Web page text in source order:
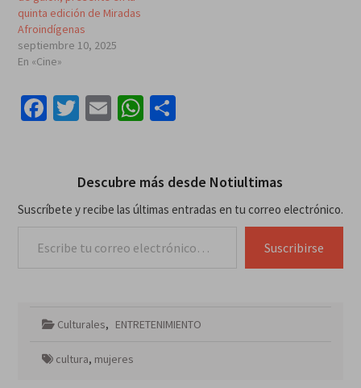
quinta edición de Miradas
Afroindígenas
septiembre 10, 2025
En «Cine»
Facebook
Twitter
EmailWhatsApp
Compartir
Descubre más desde Notiultimas
Suscríbete y recibe las últimas entradas en tu correo electrónico.
Suscribirse
Culturales, ENTRETENIMIENTO
cultura, mujeres